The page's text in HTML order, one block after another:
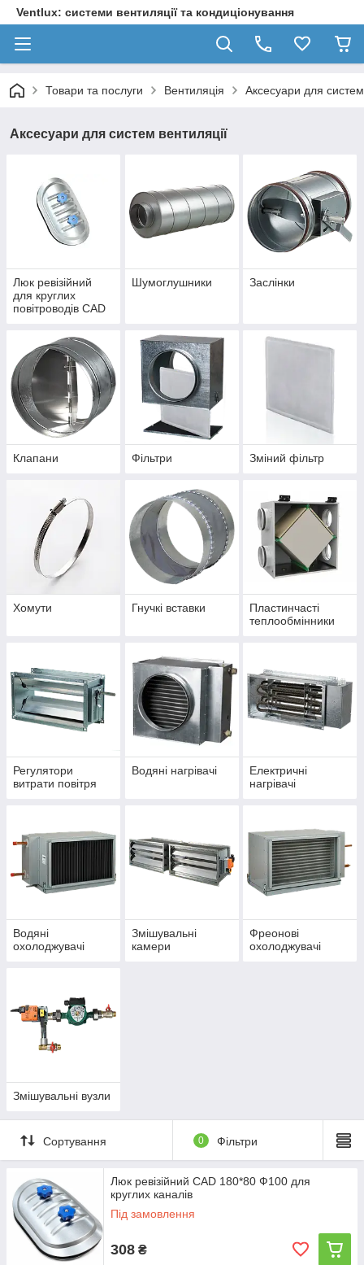
Ventlux: системи вентиляції та кондиціонування
Товари та послуги Вентиляція Аксесуари для систем
Аксесуари для систем вентиляції
Люк ревізійний
для круглих
повітроводів CAD
Шумоглушники Заслінки
Клапани Фільтри Зміний фільтр
Хомути Гнучкі вставки
Пластинчасті
теплообмінники
Регулятори
витрати повітря
Водяні нагрівачі
Електричні
нагрівачі
Водяні
охолоджувачі
Змішувальні
камери
Фреонові
охолоджувачі
Змішувальні вузли
Сортування 0 Фільтри
Люк ревізійний CAD 180*80 Ф100 для
круглих каналів
Під замовлення
308 ₴